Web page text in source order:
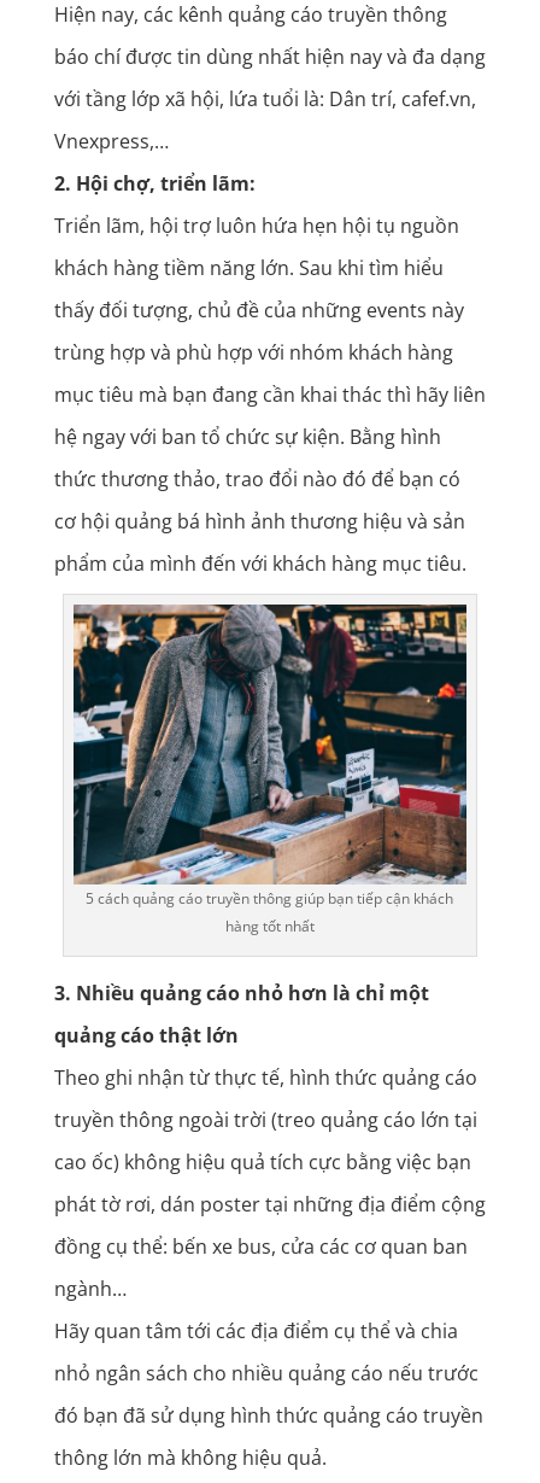
Hiện nay, các kênh quảng cáo truyền thông
báo chí được tin dùng nhất hiện nay và đa dạng
với tầng lớp xã hội, lứa tuổi là: Dân trí, cafef.vn,
Vnexpress,…
2. Hội chợ, triển lãm:
Triển lãm, hội trợ luôn hứa hẹn hội tụ nguồn
khách hàng tiềm năng lớn. Sau khi tìm hiểu
thấy đối tượng, chủ đề của những events này
trùng hợp và phù hợp với nhóm khách hàng
mục tiêu mà bạn đang cần khai thác thì hãy liên
hệ ngay với ban tổ chức sự kiện. Bằng hình
thức thương thảo, trao đổi nào đó để bạn có
cơ hội quảng bá hình ảnh thương hiệu và sản
phẩm của mình đến với khách hàng mục tiêu.
5 cách quảng cáo truyền thông giúp bạn tiếp cận khách
hàng tốt nhất
3. Nhiều quảng cáo nhỏ hơn là chỉ một
quảng cáo thật lớn
Theo ghi nhận từ thực tế, hình thức quảng cáo
truyền thông ngoài trời (treo quảng cáo lớn tại
cao ốc) không hiệu quả tích cực bằng việc bạn
phát tờ rơi, dán poster tại những địa điểm cộng
đồng cụ thể: bến xe bus, cửa các cơ quan ban
ngành…
Hãy quan tâm tới các địa điểm cụ thể và chia
nhỏ ngân sách cho nhiều quảng cáo nếu trước
đó bạn đã sử dụng hình thức quảng cáo truyền
thông lớn mà không hiệu quả.